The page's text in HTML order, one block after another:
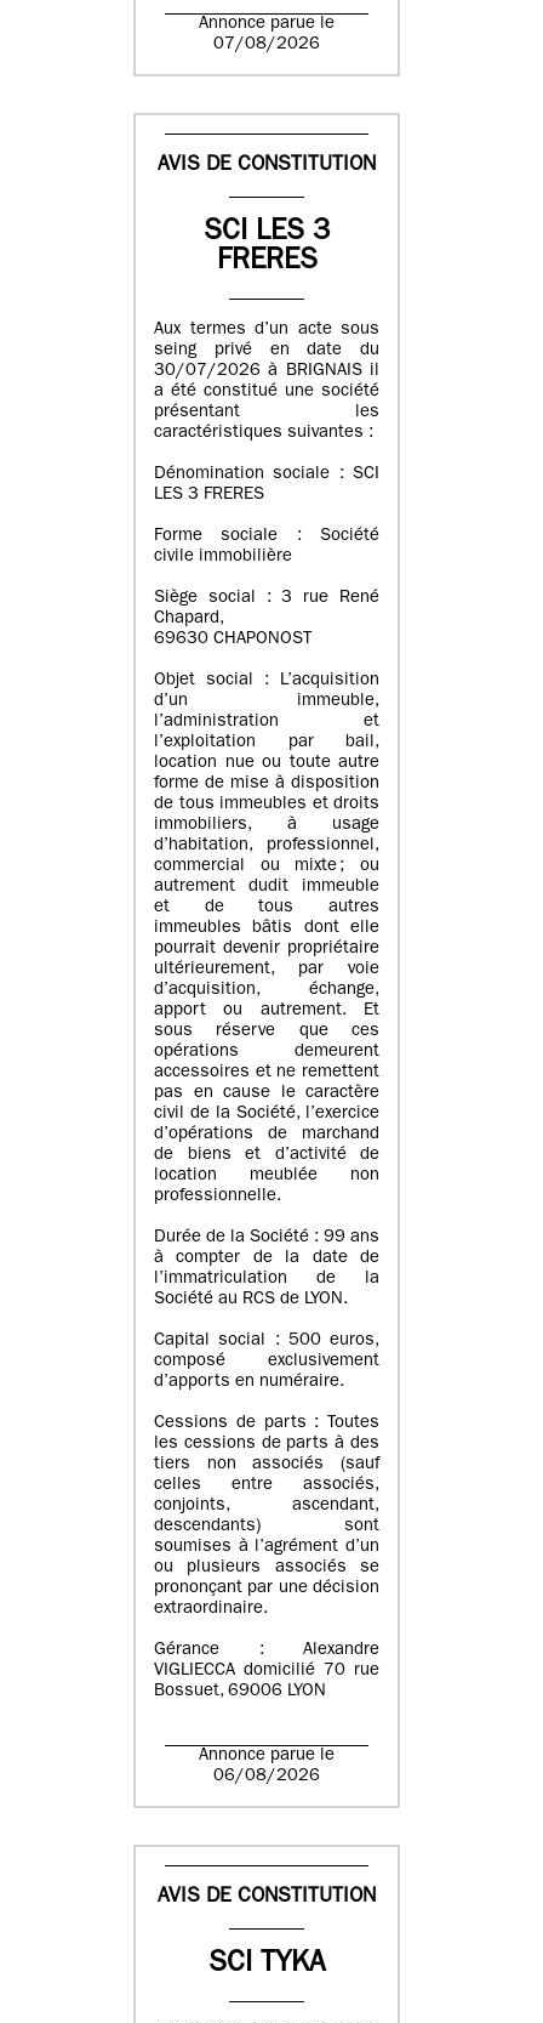
Annonce parue le
07/08/2026
AVIS DE CONSTITUTION
SCI LES 3
FRERES
Aux termes d’un acte sous
seing privé en date du
30/07/2026 à BRIGNAIS il
a été constitué une société
présentant les
caractéristiques suivantes :
Dénomination sociale : SCI
LES 3 FRERES
Forme sociale : Société
civile immobilière
Siège social : 3 rue René
Chapard,
69630 CHAPONOST
Objet social : L’acquisition
d’un immeuble,
l’administration et
l’exploitation par bail,
location nue ou toute autre
forme de mise à disposition
de tous immeubles et droits
immobiliers, à usage
d’habitation, professionnel,
commercial ou mixte ; ou
autrement dudit immeuble
et de tous autres
immeubles bâtis dont elle
pourrait devenir propriétaire
ultérieurement, par voie
d’acquisition, échange,
apport ou autrement. Et
sous réserve que ces
opérations demeurent
accessoires et ne remettent
pas en cause le caractère
civil de la Société, l’exercice
d’opérations de marchand
de biens et d’activité de
location meublée non
professionnelle.
Durée de la Société : 99 ans
à compter de la date de
l’immatriculation de la
Société au RCS de LYON.
Capital social : 500 euros,
composé exclusivement
d’apports en numéraire.
Cessions de parts : Toutes
les cessions de parts à des
tiers non associés (sauf
celles entre associés,
conjoints, ascendant,
descendants) sont
soumises à l’agrément d’un
ou plusieurs associés se
prononçant par une décision
extraordinaire.
Gérance : Alexandre
VIGLIECCA domicilié 70 rue
Bossuet, 69006 LYON
Annonce parue le
06/08/2026
AVIS DE CONSTITUTION
SCI TYKA